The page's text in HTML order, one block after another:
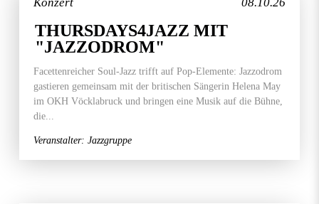
THURSDAYS4JAZZ MIT
"JAZZODROM"
Facettenreicher Soul-Jazz trifft auf Pop-Elemente: Jazzodrom
gastieren gemeinsam mit der britischen Sängerin Helena May
im OKH Vöcklabruck und bringen eine Musik auf die Bühne,
die...
Veranstalter: Jazzgruppe